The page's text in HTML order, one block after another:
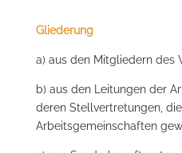
Gliederung
a) aus den Mitgliedern des
b) aus den Leitungen der
deren Stellvertretungen,
Arbeitsgemeinschaften